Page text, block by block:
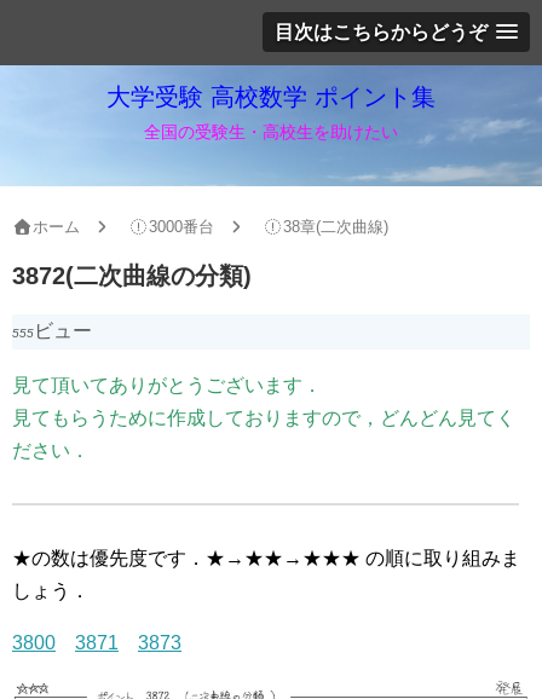
目次はこちらからどうぞ
大学受験 高校数学 ポイント集
全国の受験生・高校生を助けたい
ホーム 3000番台 38章(二次曲線)
3872(二次曲線の分類)
555 ビュー
見て頂いてありがとうございます．
見てもらうために作成しておりますので，どんどん見てく
ださい．
★の数は優先度です．★→★★→★★★ の順に取り組みま
しょう．
3800 3871 3873